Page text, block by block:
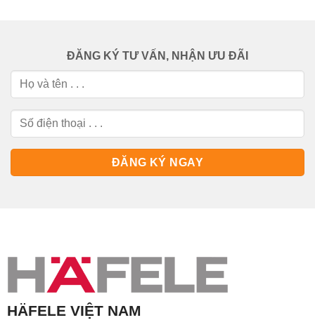
ĐĂNG KÝ TƯ VẤN, NHẬN ƯU ĐÃI
HÄFELE VIỆT NAM